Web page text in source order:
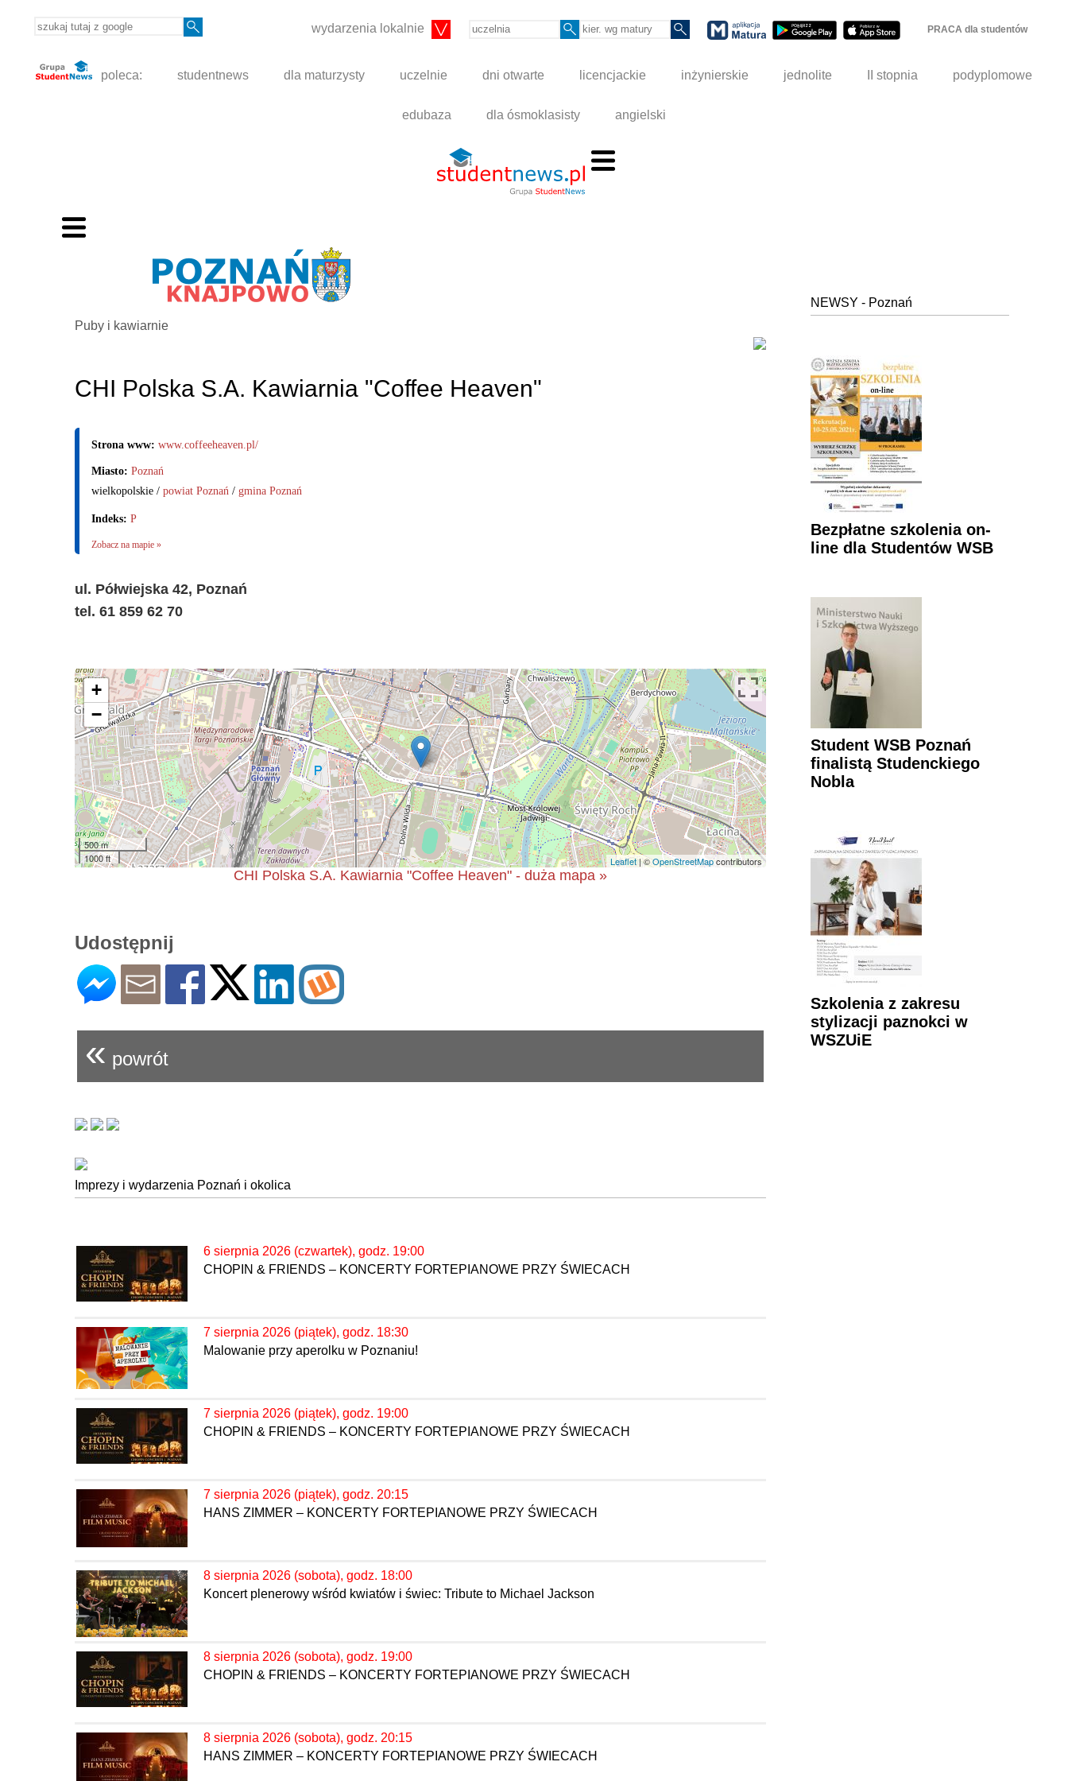
wydarzenia lokalnie PRACA dla studentów
poleca: studentnews dla maturzysty uczelnie dni otwarte licencjackie inżynierskie jednolite II stopnia podyplomowe
edubaza dla ósmoklasisty angielski
Puby i kawiarnie
CHI Polska S.A. Kawiarnia "Coffee Heaven"
Strona www: www.coffeeheaven.pl/
Miasto: Poznań
wielkopolskie / powiat Poznań / gmina Poznań
Indeks: P
Zobacz na mapie »
ul. Półwiejska 42, Poznań
tel. 61 859 62 70
+
−
500 m
1000 ft
Leaflet| ©OpenStreetMapcontributors
CHI Polska S.A. Kawiarnia "Coffee Heaven" - duża mapa »
Udostępnij
« powrót
Imprezy i wydarzenia Poznań i okolica
6 sierpnia 2026 (czwartek), godz. 19:00
CHOPIN & FRIENDS – KONCERTY FORTEPIANOWE PRZY ŚWIECACH
7 sierpnia 2026 (piątek), godz. 18:30
Malowanie przy aperolku w Poznaniu!
7 sierpnia 2026 (piątek), godz. 19:00
CHOPIN & FRIENDS – KONCERTY FORTEPIANOWE PRZY ŚWIECACH
7 sierpnia 2026 (piątek), godz. 20:15
HANS ZIMMER – KONCERTY FORTEPIANOWE PRZY ŚWIECACH
8 sierpnia 2026 (sobota), godz. 18:00
Koncert plenerowy wśród kwiatów i świec: Tribute to Michael Jackson
8 sierpnia 2026 (sobota), godz. 19:00
CHOPIN & FRIENDS – KONCERTY FORTEPIANOWE PRZY ŚWIECACH
8 sierpnia 2026 (sobota), godz. 20:15
HANS ZIMMER – KONCERTY FORTEPIANOWE PRZY ŚWIECACH
NEWSY - Poznań
Bezpłatne szkolenia on-
line dla Studentów WSB
Student WSB Poznań
finalistą Studenckiego
Nobla
Szkolenia z zakresu
stylizacji paznokci w
WSZUiE